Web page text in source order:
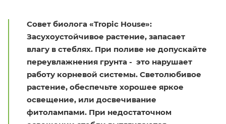
Совет биолога «Tropic House»:
Засухоустойчивое растение, запасает
влагу в стеблях. При поливе не допускайте
переувлажнения грунта - это нарушает
работу корневой системы. Светолюбивое
растение, обеспечьте хорошее яркое
освещение, или досвечивание
фитолампами. При недостаточном